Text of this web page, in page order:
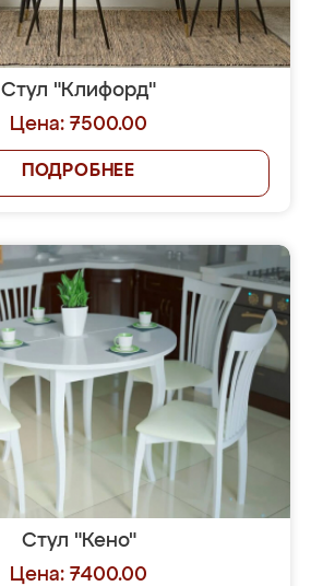
Стул "Клифорд"
Цена: 7500.00
ПОДРОБНЕЕ
Стул "Кено"
Цена: 7400.00